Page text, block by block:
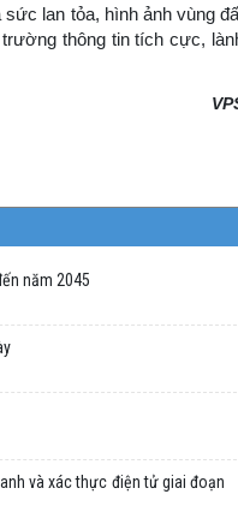
lan tỏa, hình ảnh vùng
thông tin tích cực,
năm 2045
và xác thực điện tử giai đoạn